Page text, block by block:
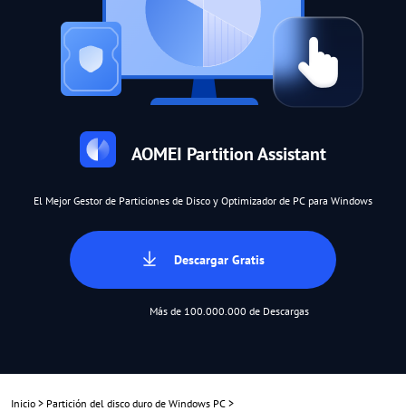
AOMEI Partition Assistant
El Mejor Gestor de Particiones de Disco y Optimizador de PC para Windows
Descargar Gratis
Más de 100.000.000 de Descargas
Inicio > Partición del disco duro de Windows PC >